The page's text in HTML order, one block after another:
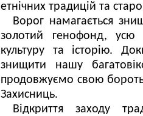
етнічних традицій та
Ворог намагається
золотий генофонд, усю
культуру та історію.
знищити нашу
продовжуємо свою
Захисниць.
Відкриття заходу